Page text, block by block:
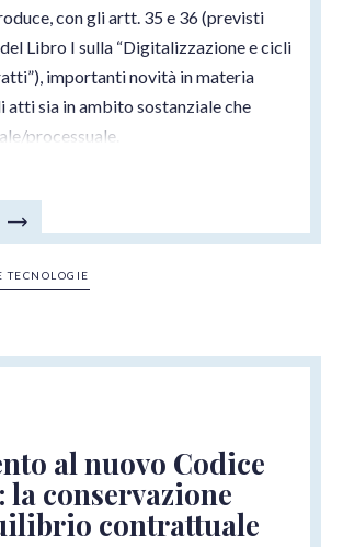
con gli artt. 35 e 36 (previsti
Libro I sulla “Digitalizzazione e cicli
importanti novità in materia
atti sia in ambito sostanziale che
processuale.
TECNOLOGIE
al nuovo Codice
la conservazione
contrattuale